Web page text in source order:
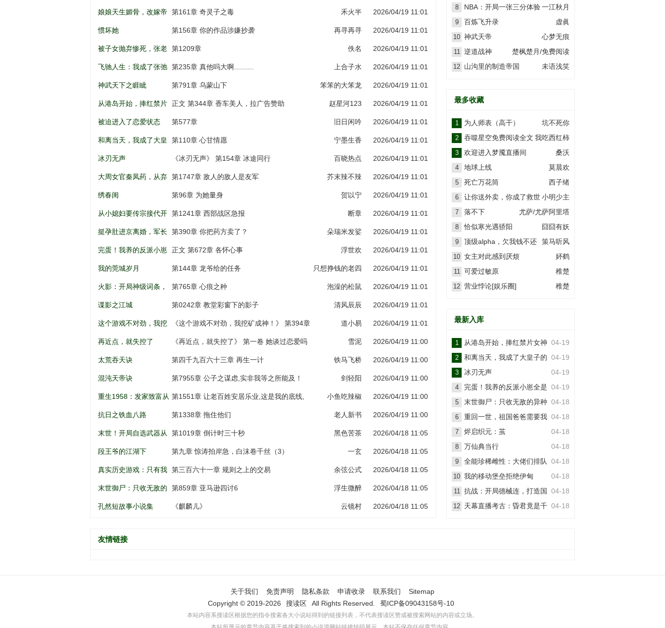
娘娘天生媚骨，改嫁帝
王一夜孕吐
第161章 奇灵子之毒 禾火半 2026/04/19 11:01
惯坏她 第156章 你的作品涉嫌抄袭 再寻再寻 2026/04/19 11:01
被子女抛弃惨死，张老
太重生八零
第1209章 佚名 2026/04/19 11:01
飞驰人生：我成了张弛
亲弟弟
第235章 真他吗大啊.......... 上合子水 2026/04/19 11:01
神武天下之睚眦 第791章 乌蒙山下 笨笨的大笨龙 2026/04/19 11:01
从港岛开始，捧红禁片
女神
正文 第344章 香车美人，拉广告赞助 赵星河123 2026/04/19 11:01
被迫进入了恋爱状态 第577章 旧日闲吟 2026/04/19 11:01
和离当天，我成了大皇
子的掌上娇
第110章 心甘情愿 宁墨生香 2026/04/19 11:01
冰刃无声 《冰刃无声》 第154章 冰途同行 百晓热点 2026/04/19 11:01
大周女官秦凤药，从弃
儿到权利巅
第1747章 敌人的敌人是友军 芥末辣不辣 2026/04/19 11:01
绣春闺 第96章 为她量身 贺以宁 2026/04/19 11:01
从小媳妇要传宗接代开
始
第1241章 西部战区急报 断章 2026/04/19 11:01
挺孕肚进京离婚，军长
低头轻声哄
第390章 你把药方卖了？ 朵瑞米发娑 2026/04/19 11:01
完蛋！我养的反派小崽
全是大佬
正文 第672章 各怀心事 浮世欢 2026/04/19 11:01
我的莞城岁月 第144章 龙爷给的任务 只想挣钱的老四 2026/04/19 11:01
火影：开局神级词条，
忍界破大防
第765章 心痕之种 泡澡的松鼠 2026/04/19 11:01
谍影之江城 第0242章 教堂彩窗下的影子 清风辰辰 2026/04/19 11:01
这个游戏不对劲，我挖
矿成神！
《这个游戏不对劲，我挖矿成神！》 第394章
打劫，天意百战图录（第六更！）
道小易 2026/04/19 11:01
再近点，就失控了 《再近点，就失控了》 第一卷 她谈过恋爱吗 雪泥 2026/04/19 11:00
太荒吞天诀 第四千九百六十三章 再生一计 铁马飞桥 2026/04/19 11:00
混沌天帝诀 第7955章 公子之谋虑,实非我等之所能及！ 剑轻阳 2026/04/19 11:00
重生1958：发家致富从
南锣鼓巷开始
第1551章 让老百姓安居乐业,这是我的底线,
谁动谁死
小鱼吃辣椒 2026/04/19 11:00
抗日之铁血八路 第1338章 拖住他们 老人新书 2026/04/19 11:00
末世！开局自选武器从
黑道到军阀
第1019章 倒计时三十秒 黑色苦茶 2026/04/18 11:05
段王爷的江湖下 第九章 惊涛拍岸急，白沫卷千丝（3） 一玄 2026/04/18 11:05
真实历史游戏：只有我
知道剧情
第三百六十一章 规则之上的交易 余弦公式 2026/04/18 11:05
末世御尸：只收无敌的
异种丧尸
第859章 亚马逊四讨6 浮生微醉 2026/04/18 11:05
孔然短故事小说集 《麒麟儿》 云镜村 2026/04/18 11:05
8 一江秋月
NBA：开局一张三分体验
卡
9 虚眞
百炼飞升录
10 心梦无痕
神武天帝
11 楚枫楚月/免费阅读
逆道战神
12 未语浅笑
山沟里的制造帝国
最多收藏
1 坑不死你
为人师表（高干）
2 我吃西红柿
吞噬星空免费阅读全文
3 桑沃
欢迎进入梦魇直播间
4 莫晨欢
地球上线
5 西子绪
死亡万花筒
6 小明少主
让你送外卖，你成了救世
主？
7 尤萨/尤萨阿里塔
落不下
8 囧囧有妖
恰似寒光遇骄阳
9 策马听风
顶级alpha，欠我钱不还
10 妚鹤
女主对此感到厌烦
11 稚楚
可爱过敏原
12 稚楚
营业悖论[娱乐圈]
最新入库
1 04-19
从港岛开始，捧红禁片女神
2 04-19
和离当天，我成了大皇子的
掌上娇
3 04-19
冰刃无声
4 04-19
完蛋！我养的反派小崽全是
大佬
5 04-18
末世御尸：只收无敌的异种
丧尸
6 04-18
重回一世，祖国爸爸需要我
7 04-18
烬启织元：茧
8 04-18
万仙典当行
9 04-18
全能珍稀雌性：大佬们排队
想嫁她
10 04-18
我的移动堡垒拒绝伊甸
11 04-18
抗战：开局德械连，打造国
之劲旅
12 04-18
天幕直播考古：昏君竟是千
友情链接
关于我们 免责声明 隐私条款 申请收录 联系我们
Sitemap
Copyright © 2019-2026
搜读区 All Rights Reserved. 蜀ICP备09043158号-10
本站内容系搜读区根据您的指令搜索各大小说站得到的链接列表，不代表搜读区赞成被搜索网站的内容或立场。